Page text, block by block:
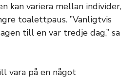
kan variera mellan individer,
toalettpaus. ”Vanligtvis
till en var tredje dag,” sa
vara på en något